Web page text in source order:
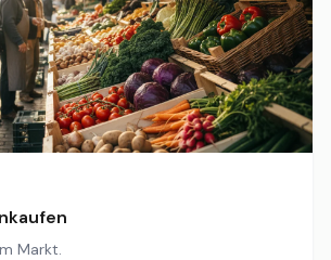
Markt.